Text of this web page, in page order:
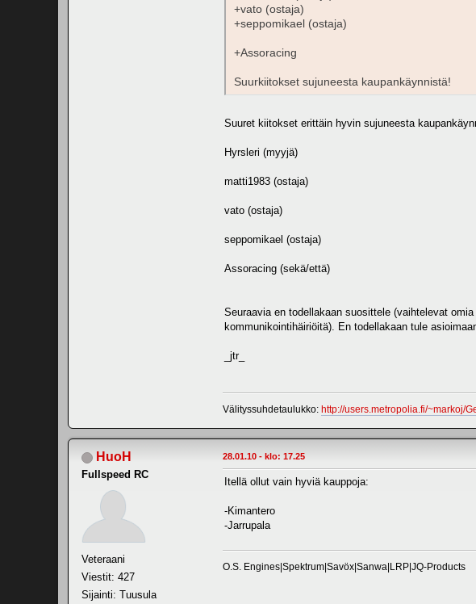
+vato (ostaja)
+seppomikael (ostaja)
+Assoracing
Suurkiitokset sujuneesta kaupankäynnistä!
Suuret kiitokset erittäin hyvin sujuneesta
Hyrsleri (myyjä)
matti1983 (ostaja)
vato (ostaja)
seppomikael (ostaja)
Assoracing (sekä/että)
Seuraavia en todellakaan suosittele (vaihtelevat
kommunikointihäiriöitä). En todellakaan tule
_jtr_
Välityssuhdetaulukko: http://users.metropolia.fi/~markoj/
HuoH
Fullspeed RC
Veteraani
Viestit: 427
Sijainti: Tuusula
28.01.10 - klo: 17.25
Itellä ollut vain hyviä kauppoja:
-Kimantero
-Jarrupala
O.S. Engines|Spektrum|Savöx|Sanwa|LRP|JQ-Products